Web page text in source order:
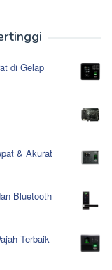
di Gelap
& Akurat
Bluetooth
Terbaik